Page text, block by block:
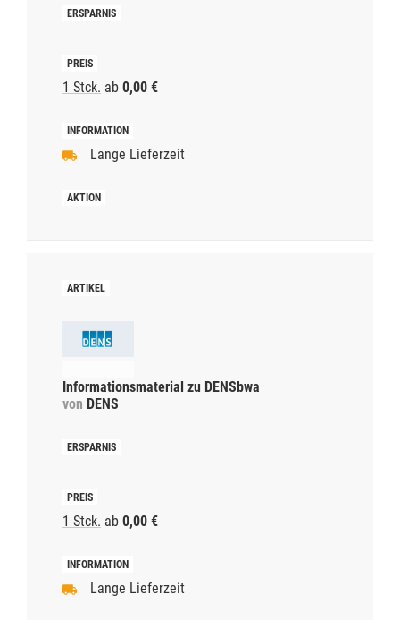
1 Stck. ab 0,00 €
Lange Lieferzeit
Informationsmaterial zu DENSbwa
von DENS
1 Stck. ab 0,00 €
Lange Lieferzeit